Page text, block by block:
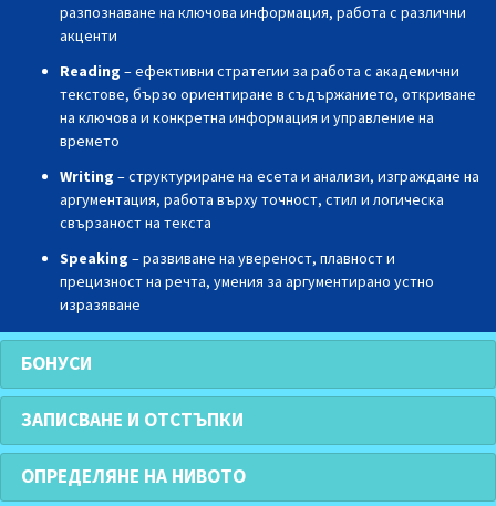
разпознаване на ключова информация, работа с различни
акценти
Reading –ефективни стратегии за работа с академични
текстове, бързо ориентиране в съдържанието, откриване
на ключова и конкретна информация и управление на
времето
Writing – структуриране на есета и анализи, изграждане на
аргументация, работа върху точност, стил и логическа
свързаност на текста
Speaking – развиване на увереност, плавност и
прецизност на речта, умения за аргументирано устно
изразяване
БОНУСИ
ЗАПИСВАНЕ И ОТСТЪПКИ
ОПРЕДЕЛЯНЕ НА НИВОТО